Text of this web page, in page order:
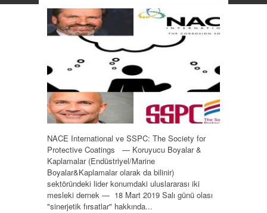
NACE International ve SSPC: The Society for
Protective Coatings — Koruyucu Boyalar &
Kaplamalar (Endüstriyel/Marine
Boyalar&Kaplamalar olarak da bilinir)
sektöründeki lider konumdaki uluslararası iki
mesleki dernek — 18 Mart 2019 Salı günü olası
"sinerjetik fırsatlar" hakkında...